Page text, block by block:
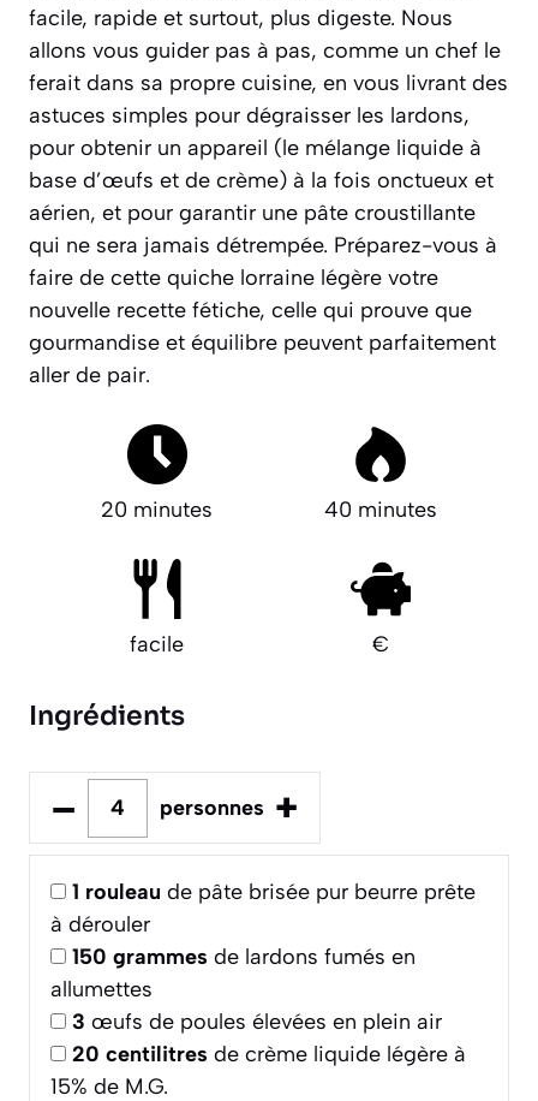
facile, rapide et surtout, plus digeste. Nous
allons vous guider pas à pas, comme un chef le
ferait dans sa propre cuisine, en vous livrant des
astuces simples pour dégraisser les lardons,
pour obtenir un appareil (le mélange liquide à
base d’œufs et de crème) à la fois onctueux et
aérien, et pour garantir une pâte croustillante
qui ne sera jamais détrempée. Préparez-vous à
faire de cette quiche lorraine légère votre
nouvelle recette fétiche, celle qui prouve que
gourmandise et équilibre peuvent parfaitement
aller de pair.
20 minutes 40 minutes
facile €
Ingrédients
– personnes +
1 rouleau de pâte brisée pur beurre prête
à dérouler
150 grammes de lardons fumés en
allumettes
3 œufs de poules élevées en plein air
20 centilitres de crème liquide légère à
15% de M.G.